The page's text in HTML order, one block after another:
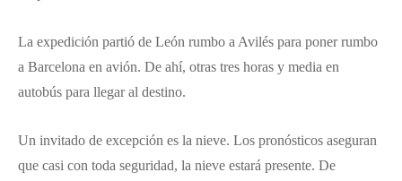
La expedición partió de León rumbo a Avilés para poner rumbo
a Barcelona en avión. De ahí, otras tres horas y media en
autobús para llegar al destino.
Un invitado de excepción es la nieve. Los pronósticos aseguran
que casi con toda seguridad, la nieve estará presente. De